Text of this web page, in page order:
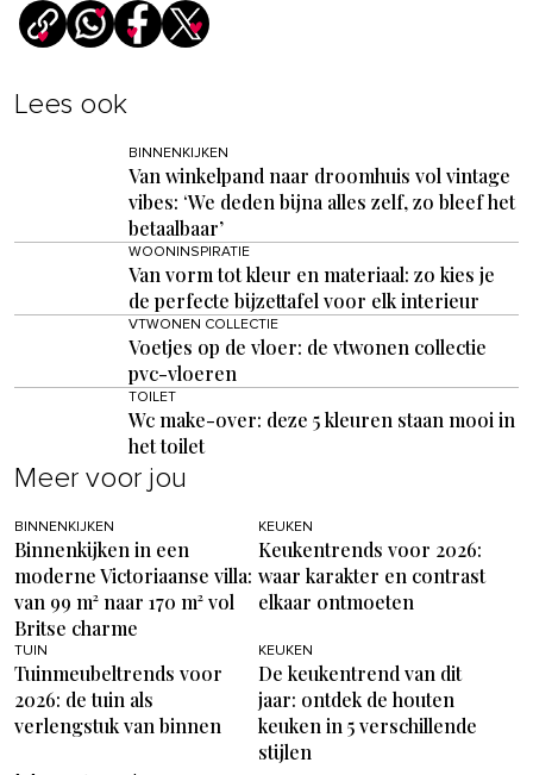
Lees ook
BINNENKIJKEN
Van winkelpand naar droomhuis vol vintage
vibes: ‘We deden bijna alles zelf, zo bleef het
betaalbaar’
WOONINSPIRATIE
Van vorm tot kleur en materiaal: zo kies je
de perfecte bijzettafel voor elk interieur
VTWONEN COLLECTIE
Voetjes op de vloer: de vtwonen collectie
pvc-vloeren
TOILET
Wc make-over: deze 5 kleuren staan mooi in
het toilet
Meer voor jou
BINNENKIJKEN
Binnenkijken in een
moderne Victoriaanse villa:
van 99 m² naar 170 m² vol
Britse charme
KEUKEN
Keukentrends voor 2026:
waar karakter en contrast
elkaar ontmoeten
TUIN
Tuinmeubeltrends voor
2026: de tuin als
verlengstuk van binnen
KEUKEN
De keukentrend van dit
jaar: ontdek de houten
keuken in 5 verschillende
stijlen